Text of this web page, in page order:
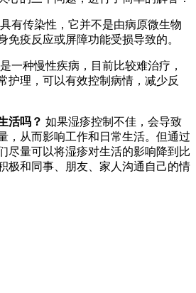
有传染性，它并不是由病原微生物
免疫反应或屏障功能受损导致的。
一种慢性疾病，目前比较难治疗，
护理，可以有效控制病情，减少反
活吗？ 如果湿疹控制不佳，会导致
，从而影响工作和日常生活。但通过
尽量可以将湿疹对生活的影响降到比
极和同事、朋友、家人沟通自己的情